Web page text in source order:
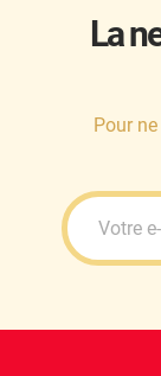
Jaguar
Jetour
Karma
Kgm/
La
Pour